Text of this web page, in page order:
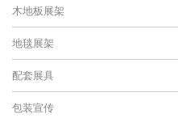
木地板展架
地毯展架
配套展具
包装宣传